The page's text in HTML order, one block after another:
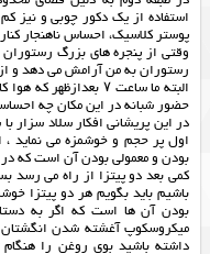
استفاده از یک دکور چوبی و نیز
پوستر کلاسیک، احساس ناهنجار
وقتی از پنجره های بزرگ
رستوران به من آرامش می دهد و
البته ما ساعت ۷
حضور شبانه در این مکان چه
در این پریشانی افکار سلاد سزار
اول پر حجم و خوشمزه می نماید ،
بودن و معمولی بودن آن است که در
کمی بعد دو پیتزا از راه می رسد
باشیم باید بگویم هر دو پیتزا
بودن آن ها است که اگر به
میکروسکوپ آغشته شدن
داشته باشید بوی روغن را